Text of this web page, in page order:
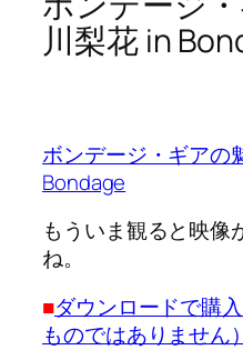
川梨花 in
ボンデージ・ギアの
Bondage
もういま観ると映像
ね。
■ダウンロードで購
ものではありません）